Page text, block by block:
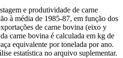
e produtividade de carne
à média de 1985-87, em função dos
de carne bovina (eixo y
carne bovina é calculada em kg de
equivalente por tonelada por ano.
estatística no arquivo suplementar.